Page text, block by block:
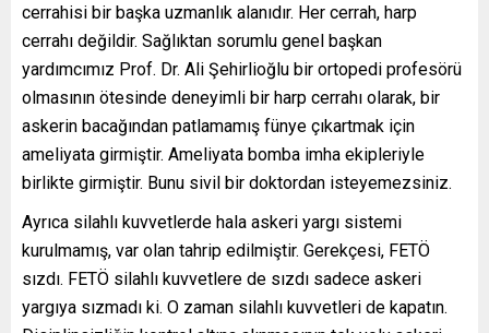
cerrahisi bir başka uzmanlık alanıdır. Her cerrah, harp
cerrahı değildir. Sağlıktan sorumlu genel başkan
yardımcımız Prof. Dr. Ali Şehirlioğlu bir ortopedi profesörü
olmasının ötesinde deneyimli bir harp cerrahı olarak, bir
askerin bacağından patlamamış fünye çıkartmak için
ameliyata girmiştir. Ameliyata bomba imha ekipleriyle
birlikte girmiştir. Bunu sivil bir doktordan isteyemezsiniz.
Ayrıca silahlı kuvvetlerde hala askeri yargı sistemi
kurulmamış, var olan tahrip edilmiştir. Gerekçesi, FETÖ
sızdı. FETÖ silahlı kuvvetlere de sızdı sadece askeri
yargıya sızmadı ki. O zaman silahlı kuvvetleri de kapatın.